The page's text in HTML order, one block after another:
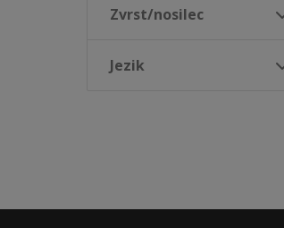
Zvrst/nosilec
Jezik